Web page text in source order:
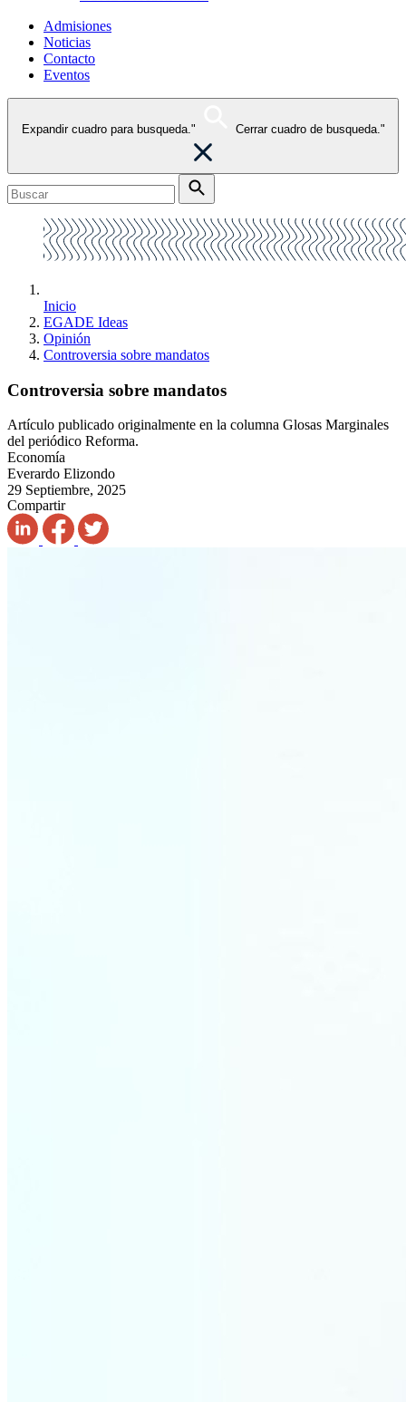
Admisiones
Noticias
Contacto
Eventos
Expandir cuadro para busqueda." Cerrar cuadro de busqueda."
Inicio
EGADE Ideas
Opinión
Controversia sobre mandatos
Controversia sobre mandatos
Artículo publicado originalmente en la columna Glosas Marginales
del periódico Reforma.
Economía
Everardo Elizondo
29 Septiembre, 2025
Compartir